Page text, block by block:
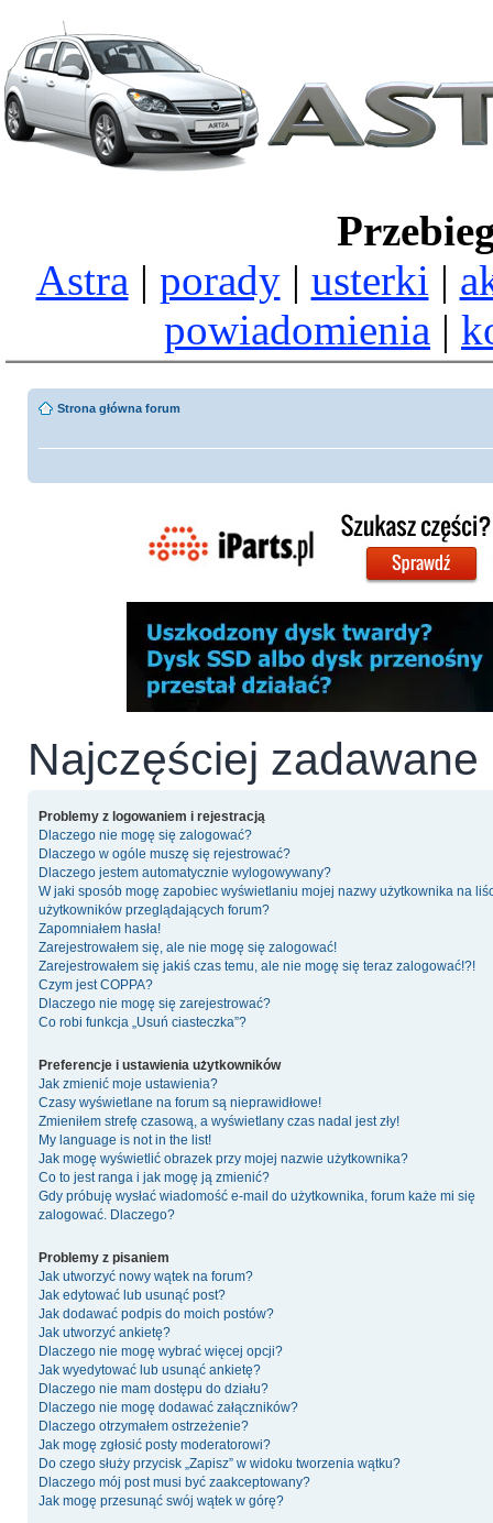
Astra | porady| usterki |
powiadomienia |
Strona główna forum
Najczęściej zadawane
Problemy z logowaniem i rejestracją
Dlaczego nie mogę się zalogować?
Dlaczego w ogóle muszę się rejestrować?
Dlaczego jestem automatycznie wylogowywany?
W jaki sposób mogę zapobiec wyświetlaniu mojej nazwy użytkownika na
użytkowników przeglądających forum?
Zapomniałem hasła!
Zarejestrowałem się, ale nie mogę się zalogować!
Zarejestrowałem się jakiś czas temu, ale nie mogę się teraz zalogować!?!
Czym jest COPPA?
Dlaczego nie mogę się zarejestrować?
Co robi funkcja „Usuń ciasteczka”?
Preferencje i ustawienia użytkowników
Jak zmienić moje ustawienia?
Czasy wyświetlane na forum są nieprawidłowe!
Zmieniłem strefę czasową, a wyświetlany czas nadal jest zły!
My language is not in the list!
Jak mogę wyświetlić obrazek przy mojej nazwie użytkownika?
Co to jest ranga i jak mogę ją zmienić?
Gdy próbuję wysłać wiadomość e-mail do użytkownika, forum każe mi się
zalogować. Dlaczego?
Problemy z pisaniem
Jak utworzyć nowy wątek na forum?
Jak edytować lub usunąć post?
Jak dodawać podpis do moich postów?
Jak utworzyć ankietę?
Dlaczego nie mogę wybrać więcej opcji?
Jak wyedytować lub usunąć ankietę?
Dlaczego nie mam dostępu do działu?
Dlaczego nie mogę dodawać załączników?
Dlaczego otrzymałem ostrzeżenie?
Jak mogę zgłosić posty moderatorowi?
Do czego służy przycisk „Zapisz” w widoku tworzenia wątku?
Dlaczego mój post musi być zaakceptowany?
Jak mogę przesunąć swój wątek w górę?